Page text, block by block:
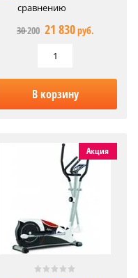
сравнению
30 200 21 830руб.
В корзину
Акция